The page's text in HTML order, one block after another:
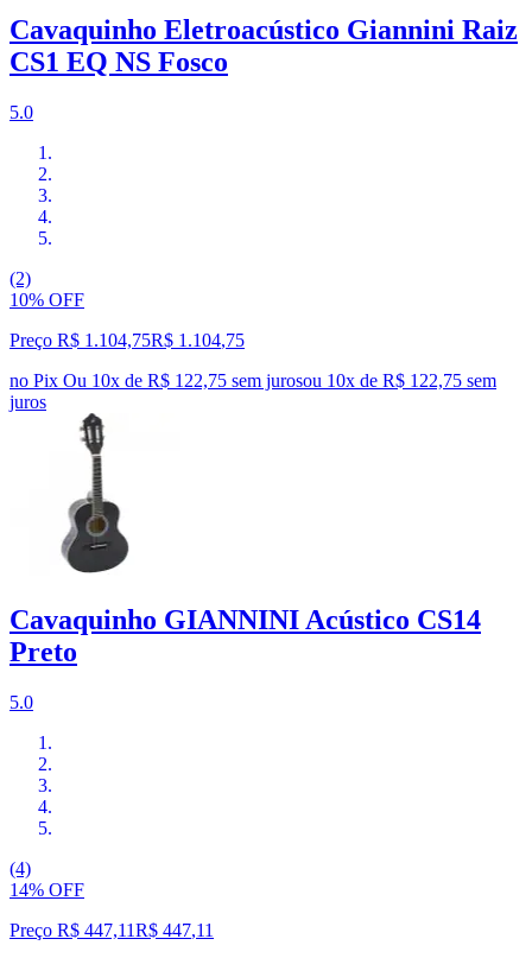
Cavaquinho Eletroacústico Giannini Raiz
CS1 EQ NS Fosco
5.0
(2)
10% OFF
Preço R$ 1.104,75R$ 1.104,75
no Pix Ou 10x de R$ 122,75 sem jurosou 10x de R$ 122,75 sem
juros
Cavaquinho GIANNINI Acústico CS14
Preto
5.0
(4)
14% OFF
Preço R$ 447,11R$ 447,11